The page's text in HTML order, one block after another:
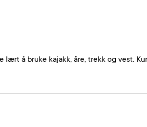
å bruke kajakk, åre, trekk og vest.